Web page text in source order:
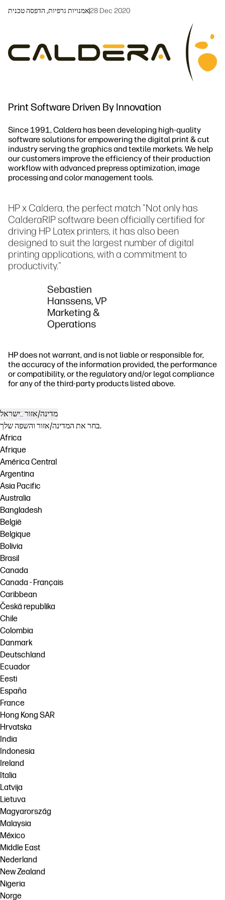
אמנויות גרפיות, הדפסה טכנית|28 Dec 2020
Print Software Driven By Innovation
Since 1991, Caldera has been developing high-quality
software solutions for empowering the digital print & cut
industry serving the graphics and textile markets. We help
our customers improve the efficiency of their production
workflow with advanced prepress optimization, image
processing and color management tools.
HP x Caldera, the perfect match "Not only has
CalderaRIP software been officially certified for
driving HP Latex printers, it has also been
designed to suit the largest number of digital
printing applications, with a commitment to
productivity."
Sebastien
Hanssens, VP
Marketing &
Operations
HP does not warrant, and is not liable or responsible for,
the accuracy of the information provided, the performance
or compatibility, or the regulatory and/or legal compliance
for any of the third-party products listed above.
מדינה/אזור ישראל
בחר את המדינה/אזור והשפה שלך.
Africa
Afrique
América Central
Argentina
Asia Pacific
Australia
Bangladesh
België
Belgique
Bolivia
Brasil
Canada
Canada - Français
Caribbean
Česká republika
Chile
Colombia
Danmark
Deutschland
Ecuador
Eesti
España
France
Hong Kong SAR
Hrvatska
India
Indonesia
Ireland
Italia
Latvija
Lietuva
Magyarország
Malaysia
México
Middle East
Nederland
New Zealand
Nigeria
Norge